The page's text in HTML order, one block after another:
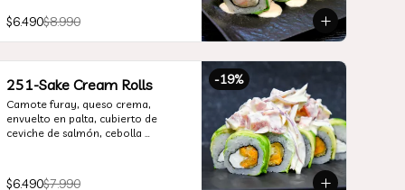
$6.490$8.990
-19%
251-Sake Cream Rolls
Camote furay, queso crema,
envuelto en palta, cubierto de
ceviche de salmón, cebolla
$6.490$7.990